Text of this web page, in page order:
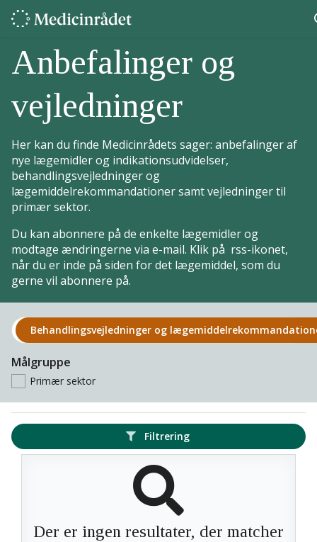
Anbefalinger og
vejledninger
Her kan du finde Medicinrådets sager: anbefalinger af
nye lægemidler og indikationsudvidelser,
behandlingsvejledninger og
lægemiddelrekommandationer samt vejledninger til
primær sektor.
Du kan abonnere på de enkelte lægemidler og
modtage ændringerne via e-mail. Klik på rss-ikonet,
når du er inde på siden for det lægemiddel, som du
gerne vil abonnere på.
Behandlings­vejledninger og
Målgruppe
Primær sektor
Filtrering
Der er ingen resultater, der matcher